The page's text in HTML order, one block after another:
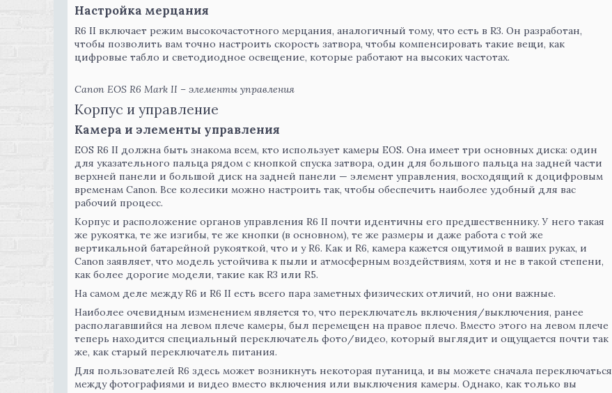
Настройка мерцания
R6 II включает режим высокочастотного мерцания, аналогичный тому, что есть в R3. Он разработан,
чтобы позволить вам точно настроить скорость затвора, чтобы компенсировать такие вещи, как
цифровые табло и светодиодное освещение, которые работают на высоких частотах.
Canon EOS R6 Mark II – элементы управления
Корпус и управление
Камера и элементы управления
EOS R6 II должна быть знакома всем, кто использует камеры EOS. Она имеет три основных диска: один
для указательного пальца рядом с кнопкой спуска затвора, один для большого пальца на задней части
верхней панели и большой диск на задней панели — элемент управления, восходящий к доцифровым
временам Canon. Все колесики можно настроить так, чтобы обеспечить наиболее удобный для вас
рабочий процесс.
Корпус и расположение органов управления R6 II почти идентичны его предшественнику. У него такая
же рукоятка, те же изгибы, те же кнопки (в основном), те же размеры и даже работа с той же
вертикальной батарейной рукояткой, что и у R6. Как и R6, камера кажется ощутимой в ваших руках, и
Canon заявляет, что модель устойчива к пыли и атмосферным воздействиям, хотя и не в такой степени,
как более дорогие модели, такие как R3 или R5.
На самом деле между R6 и R6 II есть всего пара заметных физических отличий, но они важные.
Наиболее очевидным изменением является то, что переключатель включения/выключения, ранее
располагавшийся на левом плече камеры, был перемещен на правое плечо. Вместо этого на левом плече
теперь находится специальный переключатель фото/видео, который выглядит и ощущается почти так
же, как старый переключатель питания.
Для пользователей R6 здесь может возникнуть некоторая путаница, и вы можете сначала переключаться
между фотографиями и видео вместо включения или выключения камеры. Однако, как только вы